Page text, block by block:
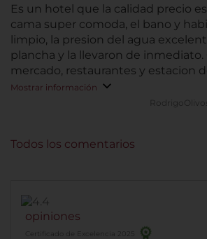
Es un hotel que la calidad precio
cama super comoda, el bano y
limpio, la presion del agua
plancha y la llevaron de inmediato.
mercado, restaurantes y estacion
Mostrar información
opiniones
Certificado de Excelencia 2025
Todos los comentarios